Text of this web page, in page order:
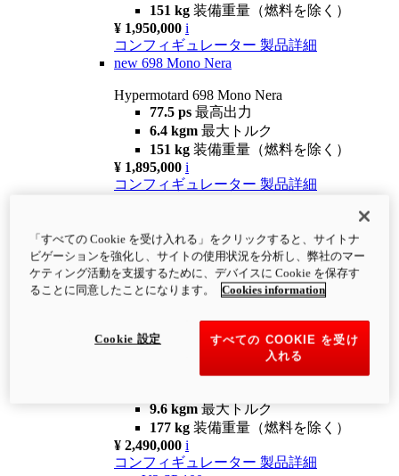
151 kg 装備重量（燃料を除く）
¥ 1,950,000 i
コンフィギュレーター 製品詳細
new 698 Mono Nera
Hypermotard 698 Mono Nera
77.5 ps 最高出力
6.4 kgm 最大トルク
151 kg 装備重量（燃料を除く）
¥ 1,895,000 i
コンフィギュレーター 製品詳細
Hypermotard V2
120.4 hp最高出力
9.6 kgm最大トルク
180 kg装備重量（燃料を除く）
コンフィギュレーター 製品詳細
newV2 SP
Hypermotard V2 SP
9.6 kgm 最大トルク
177 kg 装備重量（燃料を除く）
¥ 2,490,000 i
コンフィギュレーター 製品詳細
「すべての Cookie を受け入れる」をクリックすると、サイトナ
ビゲーションを強化し、サイトの使用状況を分析し、弊社のマー
ケティング活動を支援するために、デバイスに Cookie を保存す
ることに同意したことになります。
Cookies information
すべての COOKIE を受け
入れる
Cookie 設定